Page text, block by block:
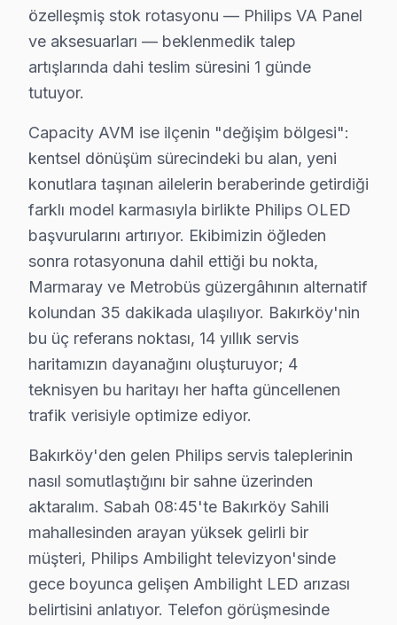
Kartaltepe'de Philips TV Servisi
Kartaltepe, çok katlı binalarla dolu bir mahalle.
Osmaniye'de Philips TV Servisi
Osmaniye, genellikle daha yaşlı binalardan
Sakızağacı'nda Philips TV Servisi
Sakızağacı, yeni ve eski yapıların bir arada
Şenlikköy'de Philips TV Servisi
Şenlikköy, geniş ve çeşitli yapılarla dolu bir alan.
Yenimahalle'de Philips TV Servisi
Yenimahalle, çoğunlukla daha yeni yapılardan oluşsa
Yeşilköy'de Philips TV Servisi
Yeşilköy, hem tarihi dokusu hem de modern yaşam
Yeşilyurt'ta Philips TV Servisi
Yeşilyurt, kültürel zenginlikleri ve sosyal
Zuhuratbaba'da Philips TV Servisi
Zuhuratbaba, sakin bir yaşam alanı sunarken,
Bakırköy'de Philips Servis Seçerken Dikkat
özelleşmiş stok rotasyonu — Philips VA Panel
ve aksesuarları — beklenmedik talep
artışlarında dahi teslim süresini 1 günde
tutuyor.
Capacity AVM ise ilçenin "değişim bölgesi":
kentsel dönüşüm sürecindeki bu alan, yeni
konutlara taşınan ailelerin beraberinde getirdiği
farklı model karmasıyla birlikte Philips OLED
başvurularını artırıyor. Ekibimizin öğleden
sonra rotasyonuna dahil ettiği bu nokta,
Marmaray ve Metrobüs güzergâhının alternatif
kolundan 35 dakikada ulaşılıyor. Bakırköy'nin
bu üç referans noktası, 14 yıllık servis
haritamızın dayanağını oluşturuyor; 4
teknisyen bu haritayı her hafta güncellenen
trafik verisiyle optimize ediyor.
Bakırköy'den gelen Philips servis taleplerinin
nasıl somutlaştığını bir sahne üzerinden
aktaralım. Sabah 08:45'te Bakırköy Sahili
mahallesinden arayan yüksek gelirli bir
müşteri, Philips Ambilight televizyon'sinde
gece boyunca gelişen Ambilight LED arızası
belirtisini anlatıyor. Telefon görüşmesinde